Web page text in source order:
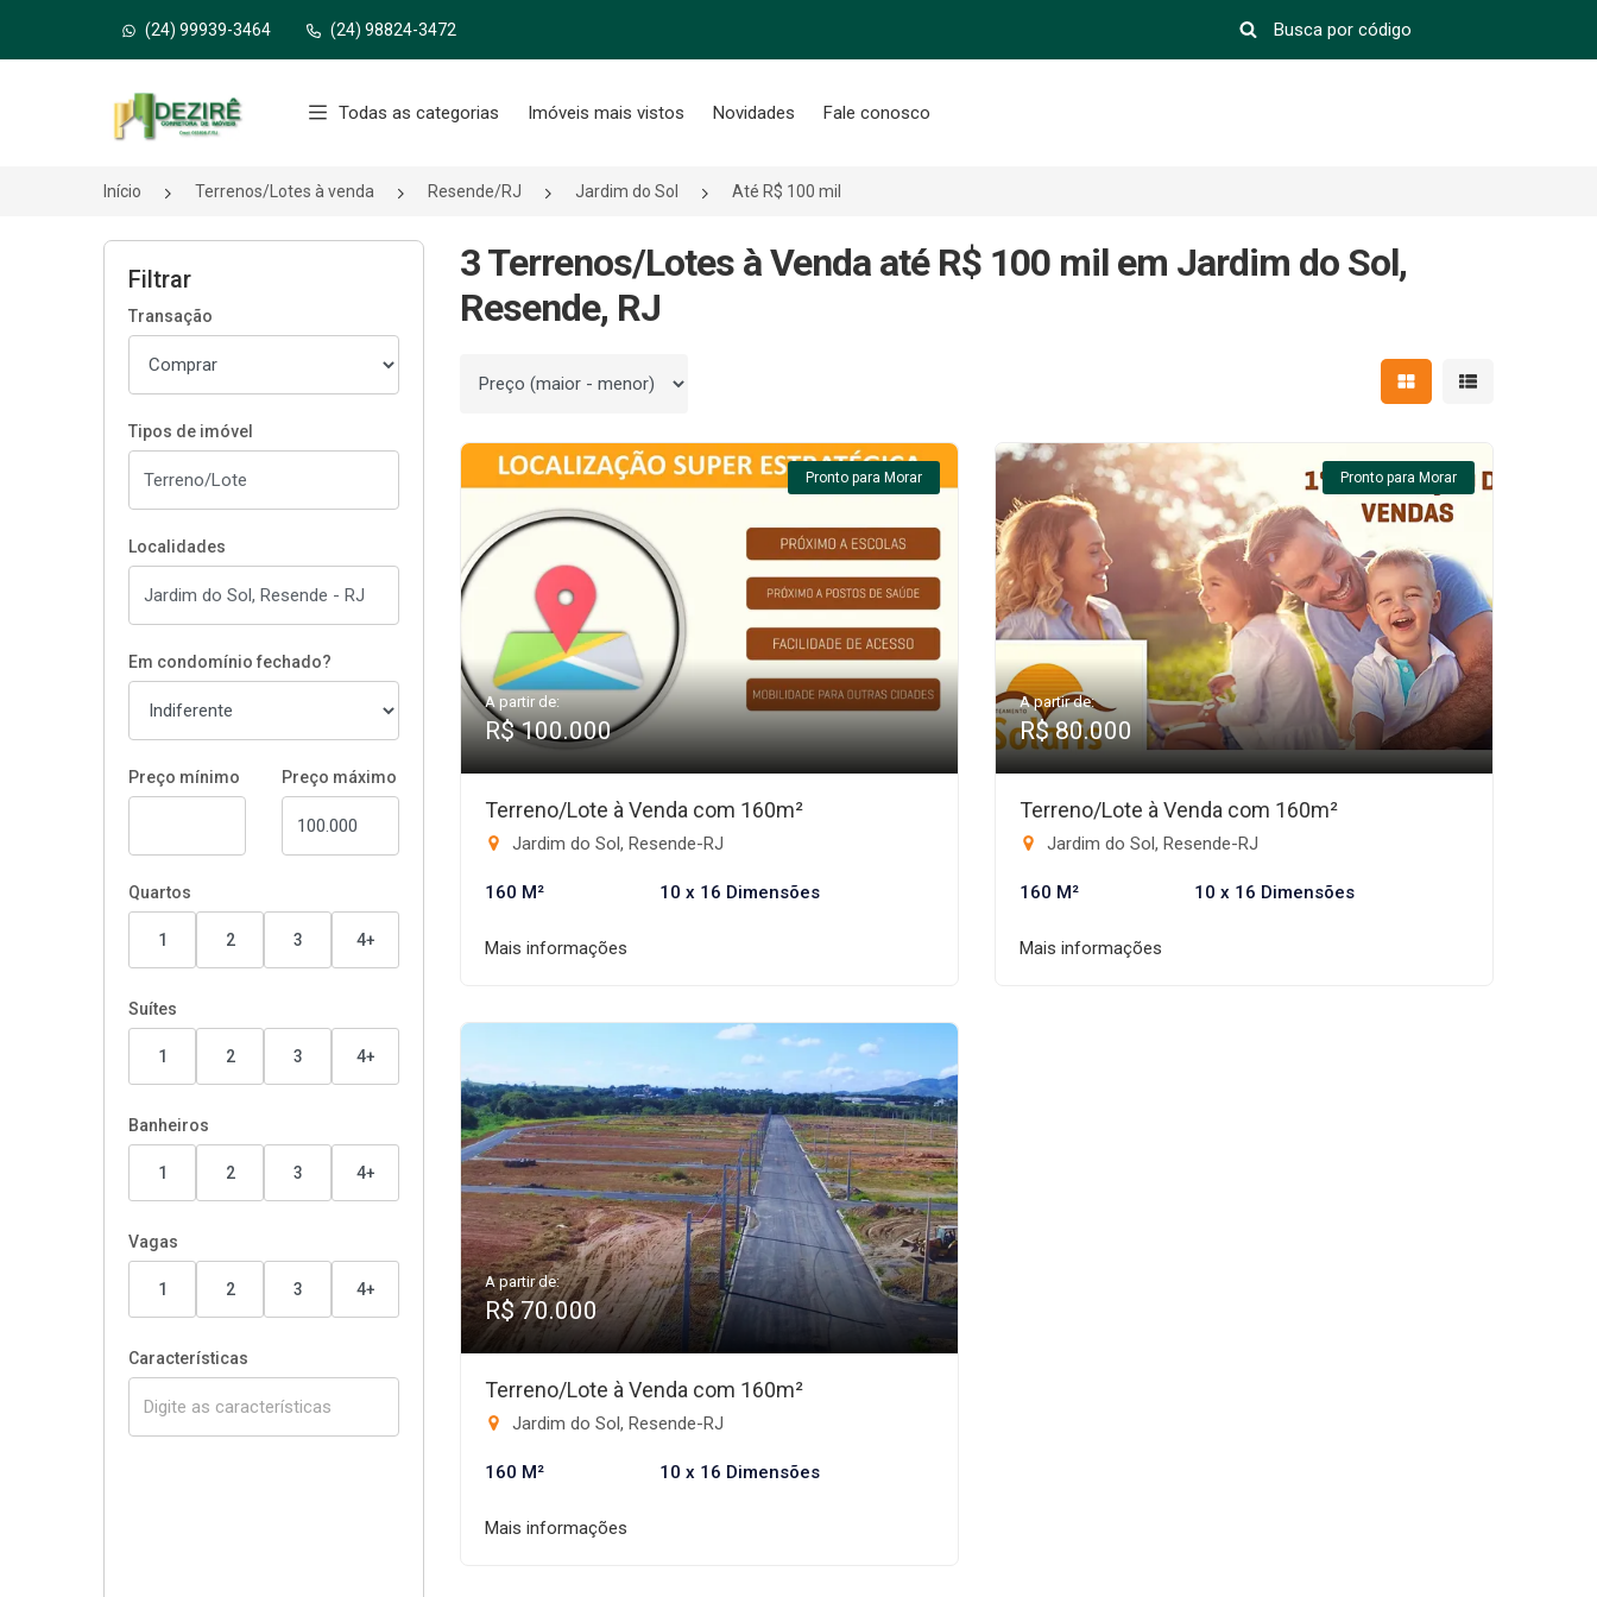
(24) 99939-3464 (24) 98824-3472
Página inicial
Todas as categorias Imóveis mais vistos Novidades Fale conosco
Início Terrenos/Lotes à venda Resende/RJ Jardim do Sol Até R$ 100 mil
Filtrar
Transação
Tipos de imóvel
Localidades
Em condomínio fechado?
Preço mínimo Preço máximo
Quartos
1 2 3 4+
Suítes
1 2 3 4+
Banheiros
1 2 3 4+
Vagas
1 2 3 4+
Características
3 Terrenos/Lotes à Venda até R$ 100 mil em Jardim do Sol,
Resende, RJ
Ordenar por Mostrar resultados em
Mostrar
Pronto para Morar
A partir de:
R$ 100.000
Terreno/Lote à Venda com 160m²
Jardim do Sol, Resende-RJ
160 M² 10 x 16 Dimensões
Mais informações
Pronto para Morar
A partir de:
R$ 80.000
Terreno/Lote à Venda com 160m²
Jardim do Sol, Resende-RJ
160 M² 10 x 16 Dimensões
Mais informações
A partir de:
R$ 70.000
Terreno/Lote à Venda com 160m²
Jardim do Sol, Resende-RJ
160 M² 10 x 16 Dimensões
Mais informações